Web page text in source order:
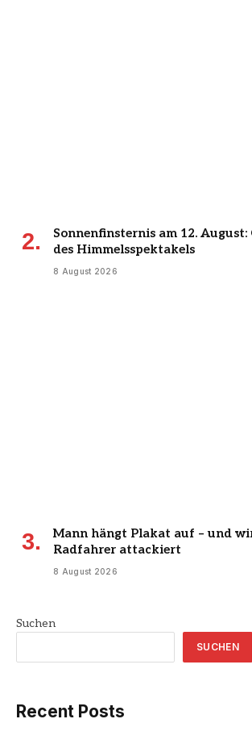
Sonnenfinsternis am 12. August:
des Himmelsspektakels
8 August 2026
Mann hängt Plakat auf – und
Radfahrer attackiert
8 August 2026
Suchen
SUCHEN
Recent Posts